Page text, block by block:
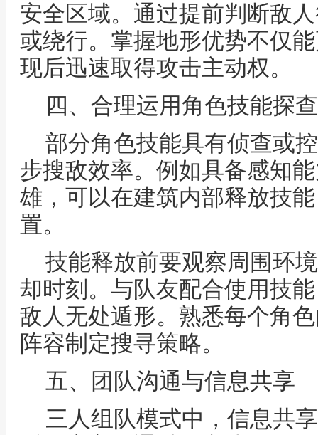
安全区域。通过提前判断敌
或绕行。掌握地形优势不仅
现后迅速取得攻击主动权。
四、合理运用角色技能探查
部分角色技能具有侦查或
步搜敌效率。例如具备感知
雄，可以在建筑内部释放技
置。
技能释放前要观察周围环
却时刻。与队友配合使用技
敌人无处遁形。熟悉每个角
阵容制定搜寻策略。
五、团队沟通与信息共享
三人组队模式中，信息共